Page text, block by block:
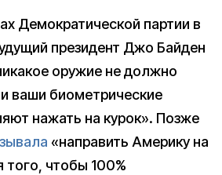
Демократической партии в
президент Джо Байден
оружие не должно
ваши биометрические
нажать на курок». Позже
«направить Америку на
того, чтобы 100%